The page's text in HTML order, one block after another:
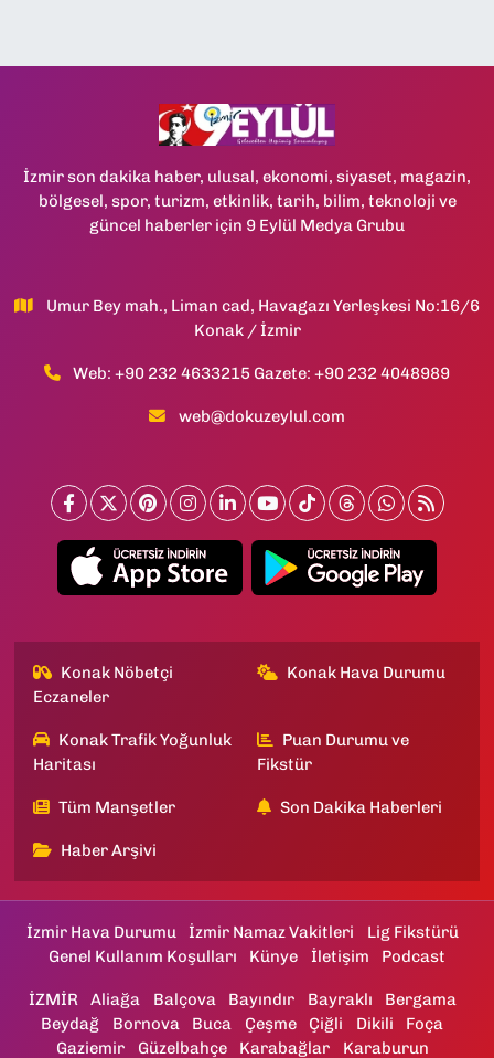
İzmir son dakika haber, ulusal, ekonomi, siyaset, magazin,
bölgesel, spor, turizm, etkinlik, tarih, bilim, teknoloji ve
güncel haberler için 9 Eylül Medya Grubu
Umur Bey mah., Liman cad, Havagazı Yerleşkesi No:16/6
Konak / İzmir
Web: +90 232 4633215 Gazete: +90 232 4048989
web@dokuzeylul.com
Konak Nöbetçi
Eczaneler
Konak Hava Durumu
Konak Trafik Yoğunluk
Haritası
Puan Durumu ve
Fikstür
Tüm Manşetler Son Dakika Haberleri
Haber Arşivi
İzmir Hava Durumu İzmir Namaz Vakitleri
Lig Fikstürü
Genel Kullanım Koşulları
Künye İletişim Podcast
İZMİR Aliağa Balçova Bayındır Bayraklı
Bergama
Beydağ
Bornova Buca Çeşme Çiğli Dikili
Foça
Gaziemir
Güzelbahçe Karabağlar Karaburun